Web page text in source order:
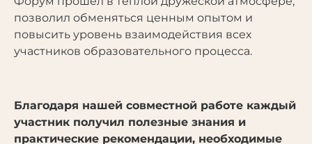
позволил обменяться ценным опытом и
повысить уровень взаимодействия всех
участников образовательного процесса.
Благодаря нашей совместной работе каждый
участник получил полезные знания и
практические рекомендации, необходимые